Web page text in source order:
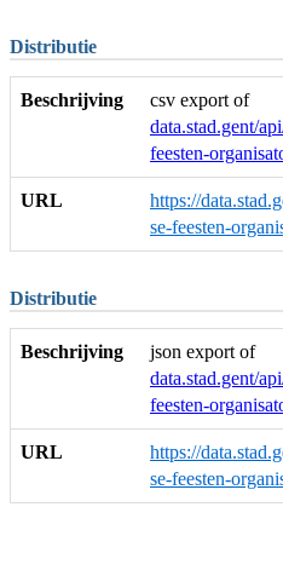
Distributie
Beschrijving
csv export of
data.stad.gent/
feesten-
URL
https://
se-feesten-
Distributie
Beschrijving
json export of
data.stad.gent/
feesten-
URL
https://
se-feesten-